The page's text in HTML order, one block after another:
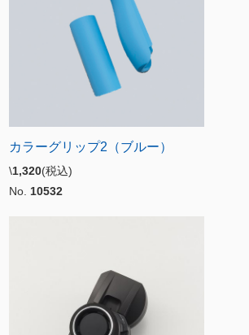
カラーグリップ2（ブルー）
\1,320(税込)
No. 10532